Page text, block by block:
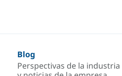
Blog
Perspectivas de la industria